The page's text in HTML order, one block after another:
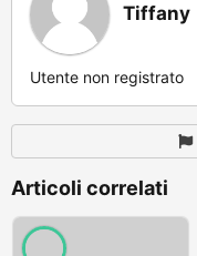
Tiffany
Utente non registrato
Articoli correlati